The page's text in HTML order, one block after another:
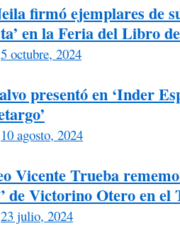
firmó ejemplares de
en la Feria del Libro
5 octubre, 2024
presentó en ‘Inder
10 agosto, 2024
Vicente Trueba
de Victorino Otero en el
23 julio, 2024